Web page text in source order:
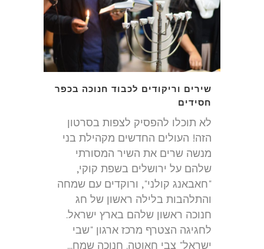
שירים וריקודים לכבוד חנוכה בכפר
חסידים
לא תוכלו להפסיק לצפות בסרטון
הזה! העולים החדשים מקהילת בני
מנשה שרים את השיר המסורתי
שלהם על ירושלים בשפת קוקי,
"חאבאנג קולני", ורוקדים עם שמחה
והתלהבות בלילה ראשון של חג
חנוכה ראשון שלהם בארץ ישראל.
לחגיגה הצטרף מרכז ארגון "שבי
ישראל" צבי חאוטה. חנוכה שמח...